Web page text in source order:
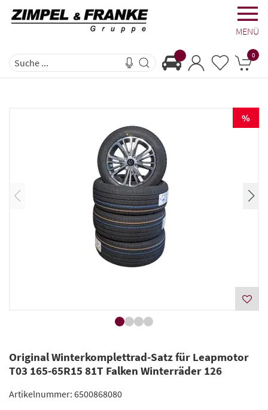
MENÜ
0
%
Original Winterkomplettrad-Satz für Leapmotor
T03 165-65R15 81T Falken Winterräder 126
Artikelnummer: 6500868080